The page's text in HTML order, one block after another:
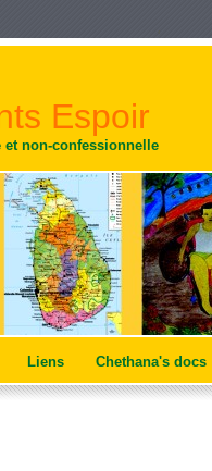
Espoir
non-confessionnelle
Liens Chethana's docs